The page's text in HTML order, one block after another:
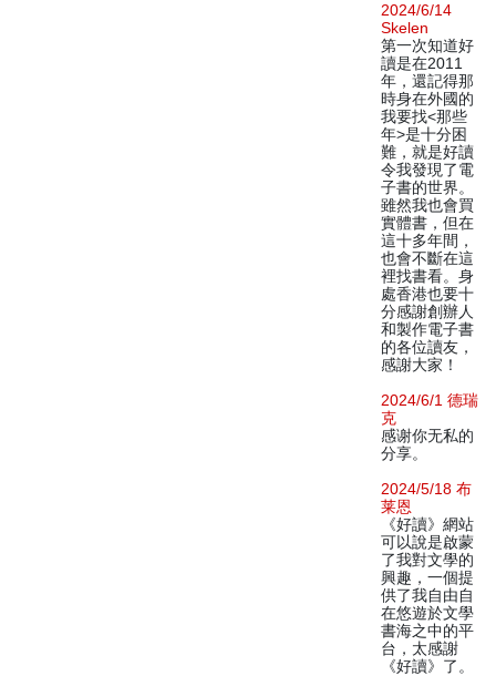
2024/6/14
Skelen
第一次知道好
讀是在2011
年，還記得那
時身在外國的
我要找<那些
年>是十分困
難，就是好讀
令我發現了電
子書的世界。
雖然我也會買
實體書，但在
這十多年間，
也會不斷在這
裡找書看。身
處香港也要十
分感謝創辦人
和製作電子書
的各位讀友，
感謝大家！
2024/6/1 德瑞
克
感谢你无私的
分享。
2024/5/18 布
莱恩
《好讀》網站
可以說是啟蒙
了我對文學的
興趣，一個提
供了我自由自
在悠遊於文學
書海之中的平
台，太感謝
《好讀》了。